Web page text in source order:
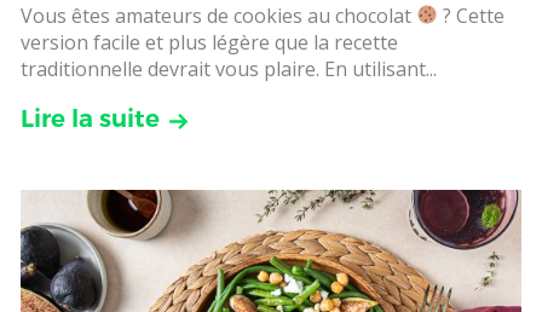
Vous êtes amateurs de cookies au chocolat
? Cette
version facile et plus légère que la recette
traditionnelle devrait vous plaire. En utilisant...
Lire la suite